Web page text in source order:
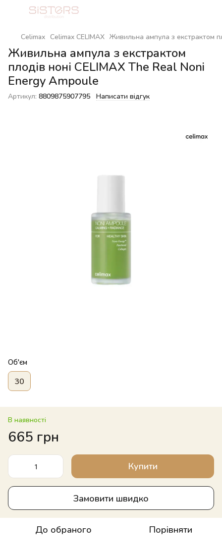
Celimax Celimax CELIMAX Живильна ампула з екстрактом
Живильна ампула з екстрактом
плодів ноні CELIMAX The Real Noni
Energy Ampoule
Артикул: 8809875907795 Написати відгук
Об'єм
30
В наявності
665 грн
Купити
Замовити швидко
До обраного Порівняти